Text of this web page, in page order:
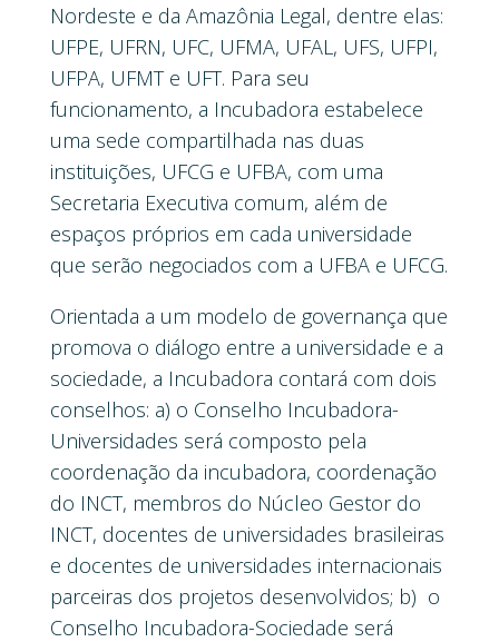
Nordeste e da Amazônia Legal, dentre elas:
UFPE, UFRN, UFC, UFMA, UFAL, UFS, UFPI,
UFPA, UFMT e UFT. Para seu
funcionamento, a Incubadora estabelece
uma sede compartilhada nas duas
instituições, UFCG e UFBA, com uma
Secretaria Executiva comum, além de
espaços próprios em cada universidade
que serão negociados com a UFBA e UFCG.
Orientada a um modelo de governança que
promova o diálogo entre a universidade e a
sociedade, a Incubadora contará com dois
conselhos: a) o Conselho Incubadora-
Universidades será composto pela
coordenação da incubadora, coordenação
do INCT, membros do Núcleo Gestor do
INCT, docentes de universidades brasileiras
e docentes de universidades internacionais
parceiras dos projetos desenvolvidos; b) o
Conselho Incubadora-Sociedade será